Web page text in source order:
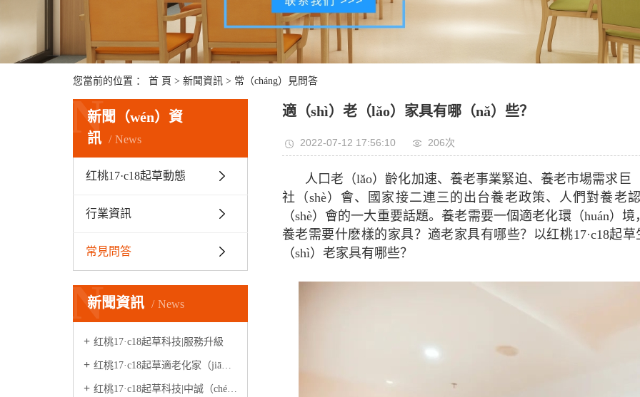
您當前的位置 ： 首 頁 > 新聞資訊 > 常（cháng）見問答
新聞（wén）資
訊
News
N
红桃17·c18起草動態
行業資訊
常見問答
新聞資訊 News
N
红桃17·c18起草科技|服務升級
红桃17·c18起草適老化家（jiā）具|適老化體（tǐ）驗中心（xīn）
红桃17·c18起草科技|中誠（chéng）·石水源（案例）
適（shì）老（lǎo）家具有哪（nǎ）些？
2022-07-12 17:56:10 206次
人口老（lǎo）齡化加速、養老事業緊迫、養老市場需求巨
社（shè）會、國家接二連三的出台養老政策、人們對養老
（shè）會的一大重要話題。養老需要一個適老化環（huán）
養老需要什麽樣的家具？適老家具有哪些？以红桃17·c18起
（shì）老家具有哪些？